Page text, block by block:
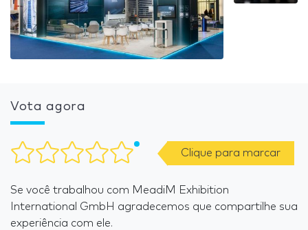
Vota agora
Clique para marcar
Se você trabalhou com MeadiM Exhibition
International GmbH agradecemos que compartilhe sua
experiência com ele.